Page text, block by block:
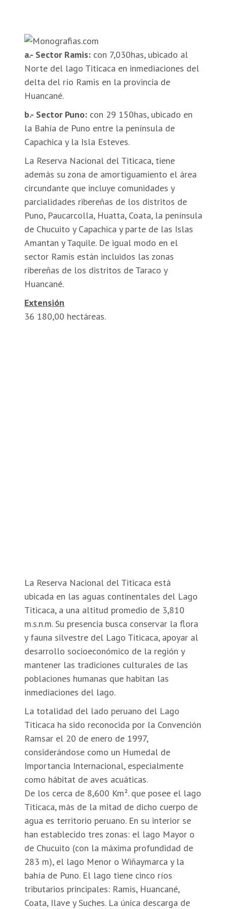
a.- Sector Ramis: con 7,030has, ubicado al
Norte del lago Titicaca en inmediaciones del
delta del río Ramis en la provincia de
Huancané.
b.- Sector Puno: con 29 150has, ubicado en
la Bahía de Puno entre la península de
Capachica y la Isla Esteves.
La Reserva Nacional del Titicaca, tiene
además su zona de amortiguamiento el área
circundante que incluye comunidades y
parcialidades ribereñas de los distritos de
Puno, Paucarcolla, Huatta, Coata, la península
de Chucuito y Capachica y parte de las Islas
Amantan y Taquile. De igual modo en el
sector Ramis están incluidos las zonas
ribereñas de los distritos de Taraco y
Huancané.
Extensión
36 180,00 hectáreas.
La Reserva Nacional del Titicaca está
ubicada en las aguas continentales del Lago
Titicaca, a una altitud promedio de 3,810
m.s.n.m. Su presencia busca conservar la flora
y fauna silvestre del Lago Titicaca, apoyar al
desarrollo socioeconómico de la región y
mantener las tradiciones culturales de las
poblaciones humanas que habitan las
inmediaciones del lago.
La totalidad del lado peruano del Lago
Titicaca ha sido reconocida por la Convención
Ramsar el 20 de enero de 1997,
considerándose como un Humedal de
Importancia Internacional, especialmente
como hábitat de aves acuáticas.
De los cerca de 8,600 Km². que posee el lago
Titicaca, más de la mitad de dicho cuerpo de
agua es territorio peruano. En su interior se
han establecido tres zonas: el lago Mayor o
de Chucuito (con la máxima profundidad de
283 m), el lago Menor o Wiñaymarca y la
bahía de Puno. El lago tiene cinco ríos
tributarios principales: Ramis, Huancané,
Coata, Ilave y Suches. La única descarga de